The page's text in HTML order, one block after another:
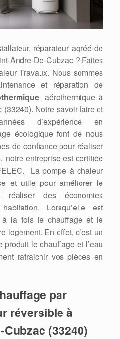
réparateur agréé de
Andre-De-Cubzac ? Faites
Travaux. Nous sommes
et réparation de
, aérothermique à
Notre savoir-faire et
d’expérience en
écologique font de nous
de confiance pour réaliser
notre entreprise est certifiée
La pompe à chaleur
et utile pour améliorer le
réaliser des économies
Lorsqu’elle est
à la fois le chauffage et le
logement. En effet, c’est un
produit le chauffage et l’eau
rafraichir vos pièces en
par
réversible à
(33240)